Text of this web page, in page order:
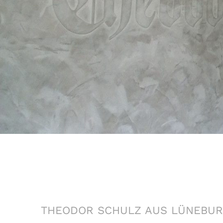
THEO­DOR SCHULZ AUS